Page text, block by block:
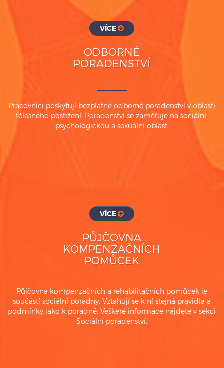
VÍCE
ODBORNÉ
PORADENSTVÍ
Pracovníci poskytují bezplatné odborné poradenství v oblasti
tělesného postižení. Poradenství se zaměřuje na sociální,
psychologickou a sexuální oblast.
VÍCE
PŮJČOVNA
KOMPENZAČNÍCH
POMŮCEK
Půjčovna kompenzačních a rehabilitačních pomůcek je
součástí sociální poradny. Vztahují se k ní stejná pravidla a
podmínky jako k poradně. Veškeré informace najdete v sekci
Sociální poradenství.